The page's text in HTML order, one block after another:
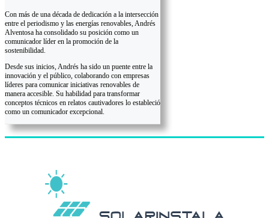
Con más de una década de dedicación a la intersección
entre el periodismo y las energías renovables, Andrés
Alventosa ha consolidado su posición como un
comunicador líder en la promoción de la
sostenibilidad.
Desde sus inicios, Andrés ha sido un puente entre la
innovación y el público, colaborando con empresas
líderes para comunicar iniciativas renovables de
manera accesible. Su habilidad para transformar
conceptos técnicos en relatos cautivadores lo estableció
como un comunicador excepcional.